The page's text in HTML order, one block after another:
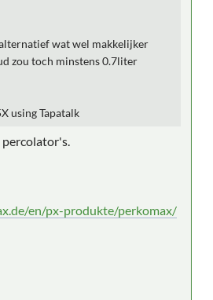
wat wel makkelijker
zou toch minstens 0.7liter
using Tapatalk
en/px-produkte/perkomax/